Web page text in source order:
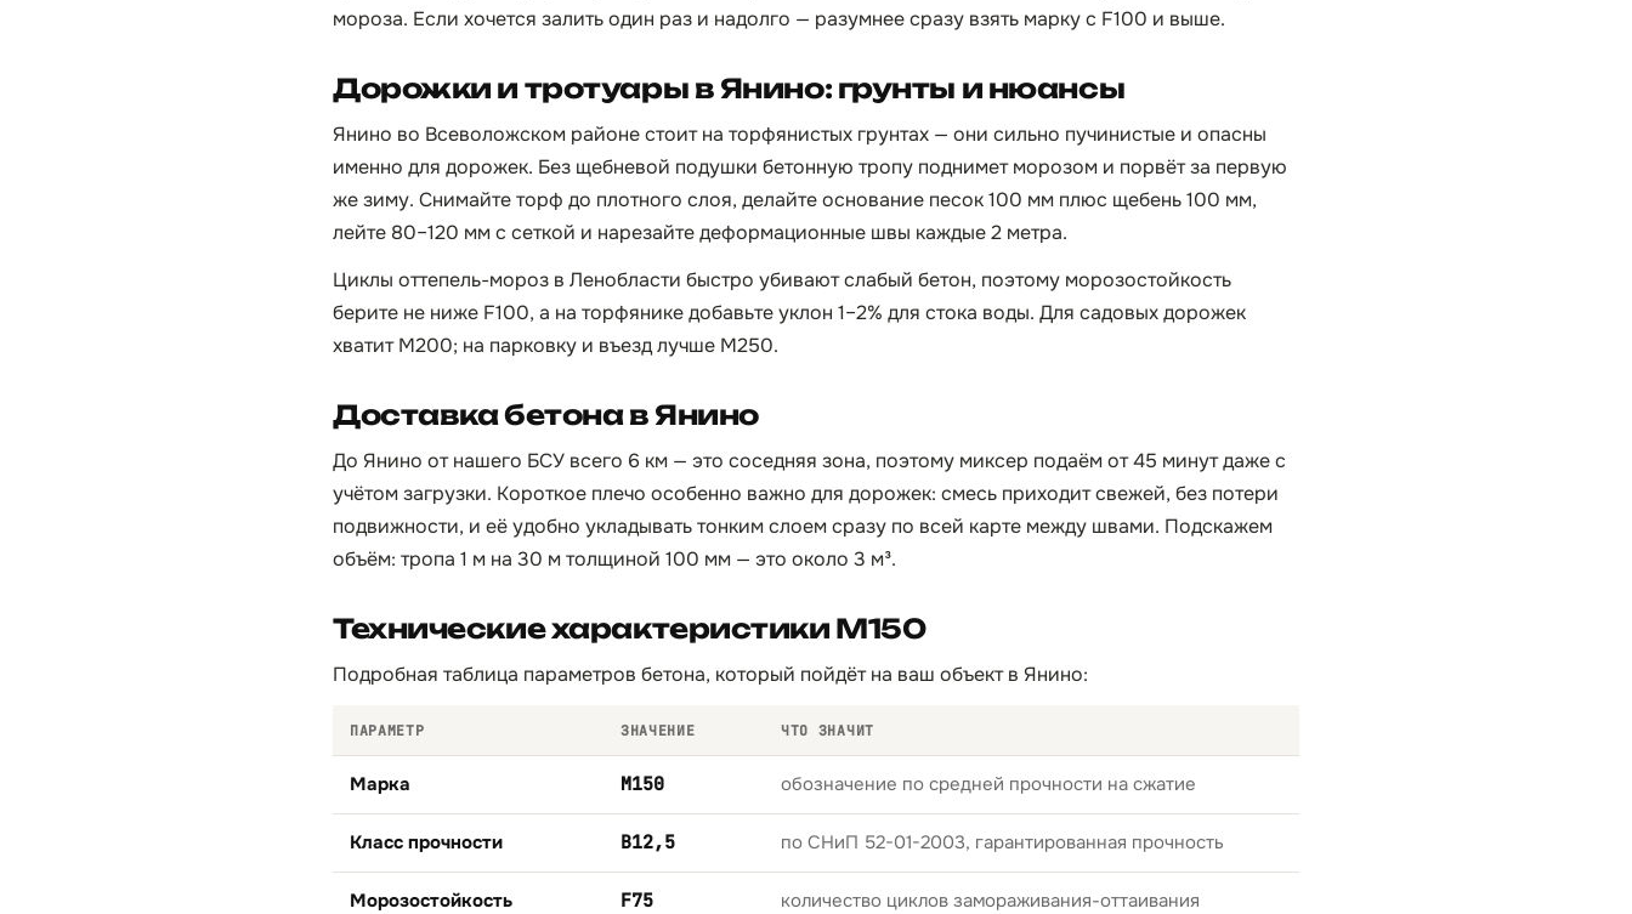
мороза. Если хочется залить один раз и надолго — разумнее сразу взять марку с F100 и выше.
Дорожки и тротуары в Янино: грунты и нюансы
Янино во Всеволожском районе стоит на торфянистых грунтах — они сильно пучинистые и опасны
именно для дорожек. Без щебневой подушки бетонную тропу поднимет морозом и порвёт за первую
же зиму. Снимайте торф до плотного слоя, делайте основание песок 100 мм плюс щебень 100 мм,
лейте 80–120 мм с сеткой и нарезайте деформационные швы каждые 2 метра.
Циклы оттепель-мороз в Ленобласти быстро убивают слабый бетон, поэтому морозостойкость
берите не ниже F100, а на торфянике добавьте уклон 1–2% для стока воды. Для садовых дорожек
хватит М200; на парковку и въезд лучше М250.
Доставка бетона в Янино
До Янино от нашего БСУ всего 6 км — это соседняя зона, поэтому миксер подаём от 45 минут даже с
учётом загрузки. Короткое плечо особенно важно для дорожек: смесь приходит свежей, без потери
подвижности, и её удобно укладывать тонким слоем сразу по всей карте между швами. Подскажем
объём: тропа 1 м на 30 м толщиной 100 мм — это около 3 м³.
Технические характеристики М150
Подробная таблица параметров бетона, который пойдёт на ваш объект в Янино:
ПАРАМЕТР ЗНАЧЕНИЕ ЧТО ЗНАЧИТ
Марка М150 обозначение по средней прочности на сжатие
Класс прочности B12,5 по СНиП 52-01-2003, гарантированная прочность
Морозостойкость F75 количество циклов замораживания-оттаивания